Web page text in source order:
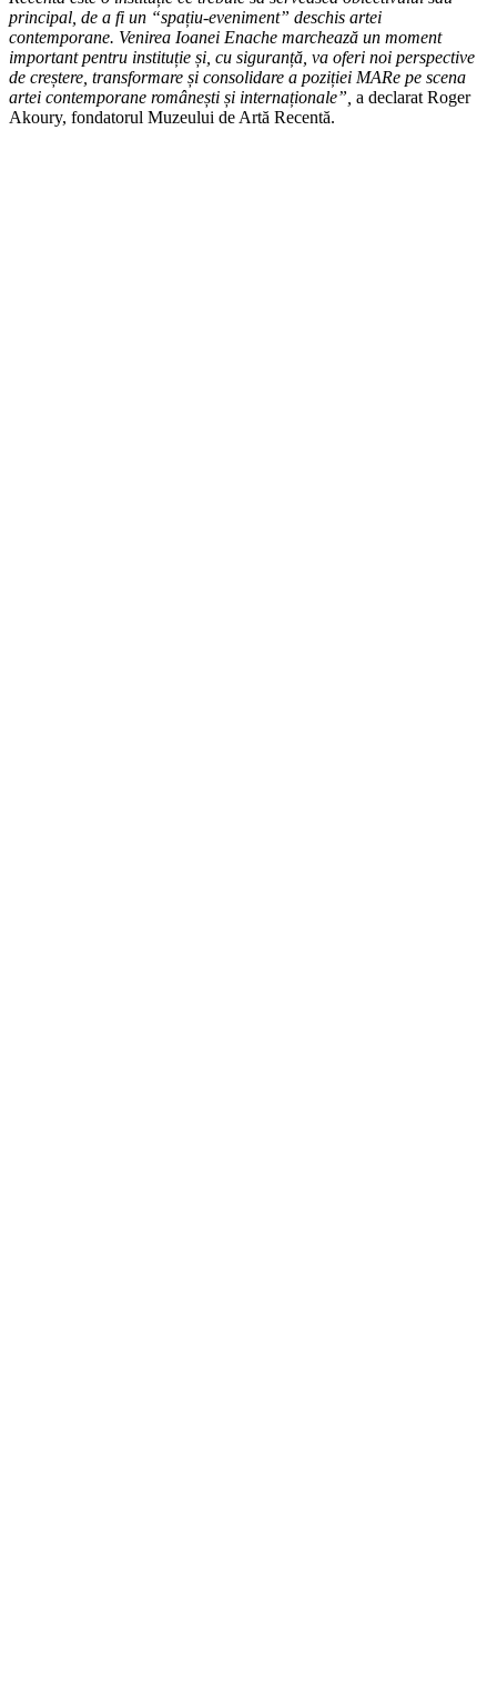
principal, de a fi un “spațiu-eveniment” deschis artei
contemporane. Venirea Ioanei Enache marchează un moment
important pentru instituție și, cu siguranță, va oferi noi perspective
de creștere, transformare și consolidare a poziției MARe pe scena
artei contemporane românești și internaționale”, a declarat Roger
Akoury, fondatorul Muzeului de Artă Recentă.